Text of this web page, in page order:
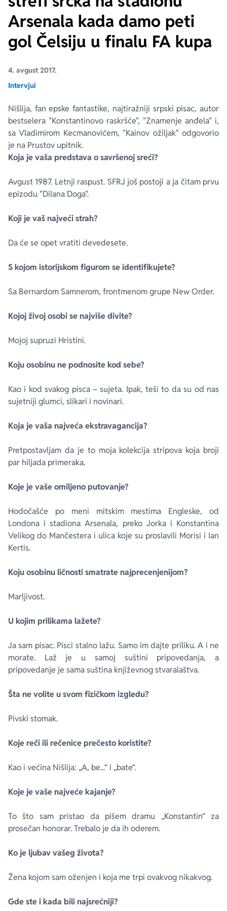
Arsenala kada damo peti
gol Čelsiju u finalu FA kupa
4. avgust 2017.
Intervjui
Nišlija, fan epske fantastike, najtiražniji srpski pisac, autor
bestselera "Konstantinovo raskršće", "Znamenje anđela" i,
sa Vladimirom Kecmanovićem, "Kainov ožiljak" odgovorio
je na Prustov upitnik.
Koja je vaša predstava o savršenoj sreći?
Avgust 1987. Letnji raspust. SFRJ još postoji a ja čitam prvu
epizodu "Dilana Doga".
Koji je vaš najveći strah?
Da će se opet vratiti devedesete.
S kojom istorijskom figurom se identifikujete?
Sa Bernardom Samnerom, frontmenom grupe New Order.
Kojoj živoj osobi se najviše divite?
Mojoj supruzi Hristini.
Koju osobinu ne podnosite kod sebe?
Kao i kod svakog pisca – sujeta. Ipak, teši to da su od nas
sujetniji glumci, slikari i novinari.
Koja je vaša najveća ekstravagancija?
Pretpostavljam da je to moja kolekcija stripova koja broji
par hiljada primeraka.
Koje je vaše omiljeno putovanje?
Hodočašće po meni mitskim mestima Engleske, od
Londona i stadiona Arsenala, preko Jorka i Konstantina
Velikog do Mančestera i ulica koje su proslavili Morisi i Ian
Kertis.
Koju osobinu ličnosti smatrate najprecenjenijom?
Marljivost.
U kojim prilikama lažete?
Ja sam pisac. Pisci stalno lažu. Samo im dajte priliku. A i ne
morate. Laž je u samoj suštini pripovedanja, a
pripovedanje je sama suština književnog stvaralaštva.
Šta ne volite u svom fizičkom izgledu?
Pivski stomak.
Koje reči ili rečenice prečesto koristite?
Kao i većina Nišlija: „A, be...“ i „bate“.
Koje je vaše najveće kajanje?
To što sam pristao da pišem dramu „Konstantin“ za
prosečan honorar. Trebalo je da ih oderem.
Ko je ljubav vašeg života?
Žena kojom sam oženjen i koja me trpi ovakvog nikakvog.
Gde ste i kada bili najsrećniji?
Ekranizovane knjige
E-knjige
Autori
Poezija
Biografija
Bojan Ljubenović
Milica Jakovljević Mir-Jam
Peter Handke
Elif Šafak